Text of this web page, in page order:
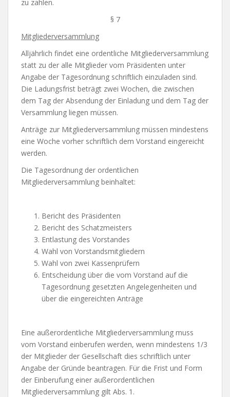
zu zahlen.
§ 7
Mitgliederversammlung
Alljährlich findet eine ordentliche Mitgliederversammlung
statt zu der alle Mitglieder vom Präsidenten unter
Angabe der Tagesordnung schriftlich einzuladen sind.
Die Ladungsfrist beträgt zwei Wochen, die zwischen
dem Tag der Absendung der Einladung und dem Tag der
Versammlung liegen müssen.
Anträge zur Mitgliederversammlung müssen mindestens
eine Woche vorher schriftlich dem Vorstand eingereicht
werden.
Die Tagesordnung der ordentlichen
Mitgliederversammlung beinhaltet:
Bericht des Präsidenten
Bericht des Schatzmeisters
Entlastung des Vorstandes
Wahl von Vorstandsmitgliedern
Wahl von zwei Kassenprüfern
Entscheidung über die vom Vorstand auf die
Tagesordnung gesetzten Angelegenheiten und
über die eingereichten Anträge
Eine außerordentliche Mitgliederversammlung muss
vom Vorstand einberufen werden, wenn mindestens 1/3
der Mitglieder der Gesellschaft dies schriftlich unter
Angabe der Gründe beantragen. Für die Frist und Form
der Einberufung einer außerordentlichen
Mitgliederversammlung gilt Abs. 1.